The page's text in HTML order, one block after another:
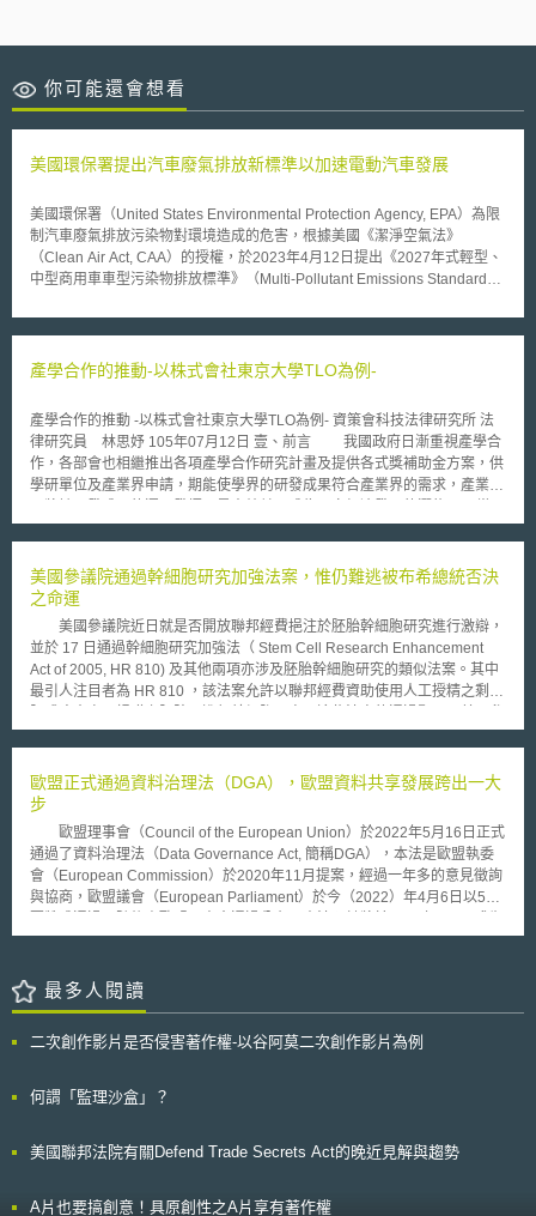
你可能還會想看
美國環保署提出汽車廢氣排放新標準以加速電動汽車發展
美國環保署（United States Environmental Protection Agency, EPA）為限
制汽車廢氣排放污染物對環境造成的危害，根據美國《潔淨空氣法》
（Clean Air Act, CAA）的授權，於2023年4月12日提出《2027年式輕型、
中型商用車車型污染物排放標準》（Multi-Pollutant Emissions Standards
Vehicles），以及《重型商用車溫室氣體排放標準－第三階段》
Phase 3）這兩件汽車廢氣排放新標準，期加速電動汽車（Electric Vehicle,
2027年到2032年所出廠的輕型商用車、中型商用車以及重型商用車的汽車
廢氣排放標準做出更嚴格的新規範，預計將成為美國迄今為止最嚴格的汽車
廢氣排放標準。目標是到2032年時，輕型商用車行駛每英里二氧化碳平均
排放量下降至82公克，溫室氣體排放量相較於2026年車型年標準將減少
氧化碳平均排放量48克，到2032年時下降至41公克左右。 根據這兩件汽車
廢氣排放新標準，並未禁止化石燃料汽車的製造或銷售、亦未規範要求電動
汽車的年製造量或年銷售量要達多少數量或比率，而是為汽車限定更嚴格的
廢氣排放標準，因此，仍無疑地將迫使汽車製造商減少販售化石燃料汽車、
加速推動電動汽車生產的腳步以符合新的排放標準規定。環保署預測汽車製
造商在為符標準所採的相應作法之下將會大幅提高電動汽車在新車的銷售比
率：到2032年時，電動汽車將佔輕型商用車新車銷量的 67%、中型商用車
新車銷量的46%。而此累計可望到2055年時減少約100億噸的二氧化碳排
放，相當於美國2022年二氧化碳總排放量的兩倍多。將有效減少有害空氣
汙染、並大幅降低因空氣汙染所致的罹病風險以及過早死亡等危險。 藉由
新的排放標準，將逐步淘汰化石燃料汽車的生產，加速潔淨交通轉型，有效
應對氣候危機並提高全國各社區空氣品質。
產學合作的推動-以株式會社東京大學TLO為例-
產學合作的推動 -以株式會社東京大學TLO為例- 資策會科技法律研究所 法
律研究員 林思妤 105年07月12日 壹、前言 我國政府日漸重視產學合
作，各部會也相繼推出各項產學合作研究計畫及提供各式獎補助金方案，供
學研單位及產業界申請，期能使學界的研發成果符合產業界的需求，產業界
中，大學的育成、技轉中心扮演著重要角色，其業務包含協助新創事業的成
例，其不僅有校內的產學協創推進本部（The Division of University
Corporate Relations，DUCR）（以下簡稱DUCR）[2]，支持著東京大學
立大學法人化相關政策[3]而設立的株式會社東京大學TLO（Technology
Licensing Organization）（以下簡稱東大TLO），促進東京大學研發成果
的商品化[4]，在這樣校內、外組織長期合作下，東大TLO及DUCR皆對大學
的研發成果有著深入的認識，針對每種研發成果安排合適的運用方式，使東
「大學技術移轉促進法」（「大学等における技術に関する研究成果の民間
事業者への移転の促進に関する法律」）所設立的[5]。該法明定TLO為法人
組織[6]，可為股份有限公司型態，對外公開發行股票，TLO主要工作為：研
發成果之技術評鑑、接受國有研發成果之專屬授權、向經濟產業省的特許廳
（相當於我國智慧財產局）提出專利等智慧財產權申請、提供技術資訊予私
人企業、回饋一定比例之技術移轉效益予原研發單位。此外，推動大學、研
究單位之創新公司（Start-up Company）或衍生公司（Spin-off
Company），促使大學、研究機構設立創業育成中心（Incubator），提供
重要任務[7]。 一、東京大學百分之百持股的技術控股股份有限公司
1998年8月3日，東京大學根據「大學技術移轉促進法」的宗旨自發性合
ター」（Center for Advanced Science and Technology Incubation，
技術授權的對外窗口。2004年以前，因為日本國立大學不具法人身份，故
校內研發人員的研發成果，歸私人而非校方所有，如何運用該研發成果校方
份有限公司的身份，正式編納入東京大學組織中，更名為株式會社東京大學
份有限公司[11]。東大TLO藉由技術移轉扮演著學術界以及產業界間仲介橋
美國參議院通過幹細胞研究加強法案，惟仍難逃被布希總統否決
之命運
美國參議院近日就是否開放聯邦經費挹注於胚胎幹細胞研究進行激辯，
並於 17 日通過幹細胞研究加強法（ Stem Cell Research Enhancement
Act of 2005, HR 810) 及其他兩項亦涉及胚胎幹細胞研究的類似法案。其中
最引人注目者為 HR 810 ，該法案允許以聯邦經費資助使用人工授精之剩餘
議院打算挑戰布希政府自 2001 年所立下禁止聯邦經費挹注於胚胎幹細胞研
通過 HR 810 ，布希政府在眾議院通過 HR 810 後，隨即表示一旦本法在國
會立法通過，將會動用否決權推翻此一法案。根據美國法律，法案唯有經參
票贊成、 37 票反對通過 HR 810 ，並未達三分之二多數通過，因此本法案
未來恐難逃被布希總統否決的命運。白宮發言人業已表示，該法案強迫所有
的美國納稅義務人出錢資助以故意破壞人類胚胎為基礎的研究行為，法案一
旦送交總統，布希總統將會行使否決權，這將會是布希總統任內首度針對國
研究。隨著美國國會大選將於十一月中旬展開，預料胚胎幹細胞研究議題將
會再度成為焦點。
歐盟正式通過資料治理法（DGA），歐盟資料共享發展跨出一大
步
歐盟理事會（Council of the European Union）於2022年5月16日正式
通過了資料治理法（Data Governance Act, 簡稱DGA），本法是歐盟執委
會（European Commission）於2020年11月提案，經過一年多的意見徵詢
與協商，歐盟議會（European Parliament）於今（2022）年4月6日以501
效。 DGA包含幾大面向，除了針對資料中介服務（data
（European Data Innovation Board）等機制建立的規定外，在第二章特別
針對公部門所持有之特定類別資料的再利用（reuse）進行規定。當公部門
密、智慧財產、個資等），本法規定公部門只要符合特定條件下可將此類資
必要性的例外情況下，得授予申請對象專有權（exclusive rights），但授權
型的單一資訊點（Single Information Point, SIP），以電子方式公開透明地
式、檔案大小、再利用的條件等），以提供中小企業、新創企業便利、可信
最多人閱讀
二次創作影片是否侵害著作權-以谷阿莫二次創作影片為例
何謂「監理沙盒」？
美國聯邦法院有關Defend Trade Secrets Act的晚近見解與趨勢
A片也要搞創意！具原創性之A片享有著作權